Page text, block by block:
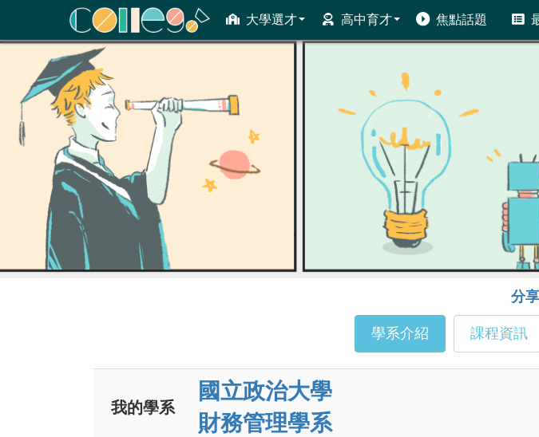
大學選才 高中育才 焦點話題
ColleGo! 大學選才與高中育才輔助系統
分
學系介紹 課程資訊
我的學系
國立政治大學
財務管理學系